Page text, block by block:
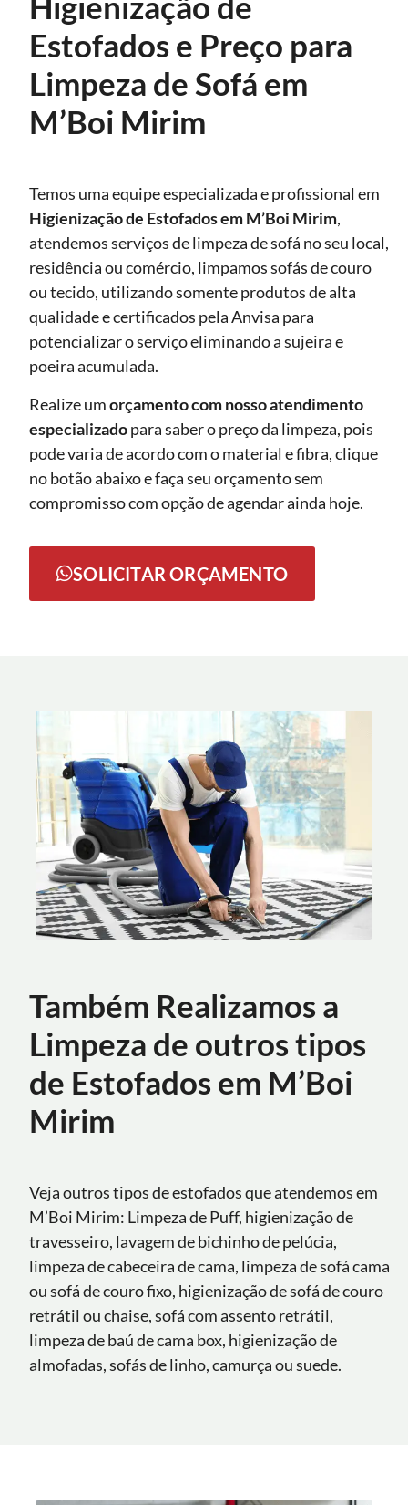
Estofados e Preço para
Limpeza de Sofá em
M’Boi Mirim
Temos uma equipe especializada e profissional em
Higienização de Estofadosem M’Boi Mirim,
atendemos serviços de limpeza de sofá no seu local,
residência ou comércio, limpamos sofás de couro
ou tecido, utilizando somente produtos de alta
qualidade e certificados pela Anvisa para
potencializar o serviço eliminando a sujeira e
poeira acumulada.
Realize umorçamento com nosso atendimento
especializadopara saber o preço da limpeza, pois
pode varia de acordo com o material e fibra, clique
no botão abaixo e faça seu orçamento sem
compromisso com opção de agendar ainda hoje.
SOLICITAR ORÇAMENTO
Também Realizamos a
Limpeza de outros tipos
de Estofados em M’Boi
Mirim
Veja outros tipos de estofados que atendemos em
M’Boi Mirim: Limpeza de Puff, higienização de
travesseiro, lavagem de bichinho de pelúcia,
limpeza de cabeceira de cama, limpeza de sofá cama
ou sofá de couro fixo, higienização de sofá de couro
retrátil ou chaise, sofá com assento retrátil,
limpeza de baú de cama box, higienização de
almofadas, sofás de linho, camurça ou suede.